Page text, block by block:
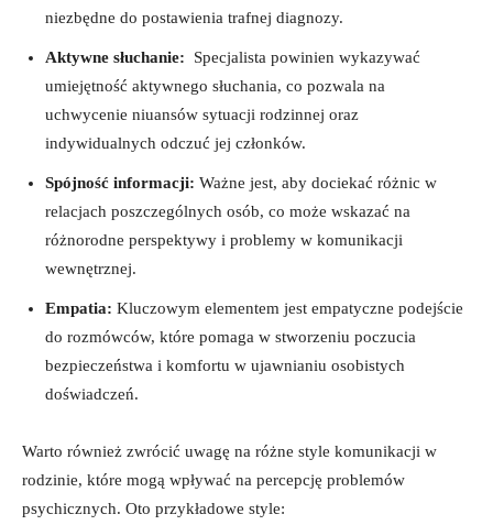
niezbędne do postawienia trafnej diagnozy.
Aktywne słuchanie: ⁢ Specjalista powinien wykazywać
umiejętność aktywnego słuchania, co pozwala na
uchwycenie niuansów sytuacji​ rodzinnej oraz
indywidualnych⁤ odczuć ‌jej członków.
Spójność informacji: Ważne ⁤jest, aby ⁢dociekać różnic ⁤w
relacjach ⁢poszczególnych osób,‍ co może wskazać na
różnorodne ⁣perspektywy i problemy w komunikacji
wewnętrznej.
Empatia: Kluczowym elementem jest empatyczne podejście
⁤do⁢ rozmówców, które pomaga w stworzeniu poczucia
bezpieczeństwa i komfortu w ⁣ujawnianiu osobistych
doświadczeń.
Warto również​ zwrócić⁢ uwagę ⁢na różne⁤ style komunikacji⁤ w
rodzinie, które mogą wpływać na percepcję problemów
psychicznych. Oto przykładowe style: